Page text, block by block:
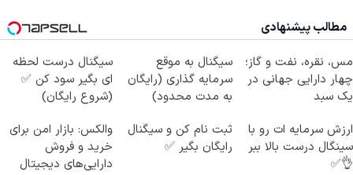
مطالب پیشنهادی
مس، نقره، نفت و گاز؛
چهار دارایی جهانی در
یک سبد
سیگنال به موقع
سرمایه گذاری (رایگان
به مدت محدود)
سیگنال درست لحظه
ای بگیر سود کن ✅
(شروع رایگان)
ارزش سرمایه ات رو با
سینگال درست بالا ببر
👌✅
ثبت نام کن و سیگنال
رایگان بگیر ✅
والکس: بازار امن برای
خرید و فروش
دارایی‌های دیجیتال